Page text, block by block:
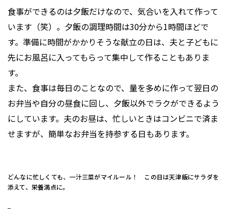
食事ができるのは夕飯だけなので、気合いを入れて作って
います（笑）。夕飯の調理時間は30分から1時間ほどで
す。準備に時間がかかりそうな献立の日は、夫と子どもに
先にお風呂に入ってもらって集中して作ることもありま
す。
また、食事は毎日のことなので、量を多めに作って翌日の
お弁当や自分の昼食に回し、夕飯以外でラクができるよう
にしています。夫のお昼は、忙しいときはコンビニで済ま
せますが、簡単なお弁当を持参する日もあります。
どんなに忙しくても、一汁三菜がマイルール！ この日は天津飯にサラダを
添えて、栄養満点に。